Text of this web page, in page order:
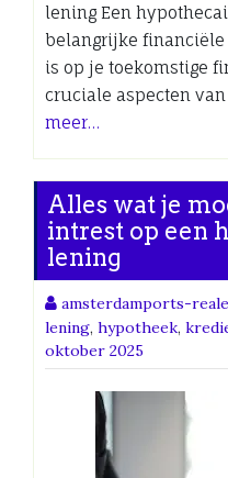
lening Een
belangrijke
is op je toekomstige
cruciale aspecten
meer…
Alles wat je
intrest op een
lening
amsterdamports-
lening, hypotheek,
oktober 2025